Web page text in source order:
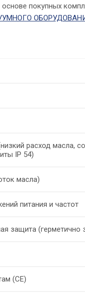
покупных
расход масла,
IP 54)
масла)
питания и частот
защита (герметично
(CE)